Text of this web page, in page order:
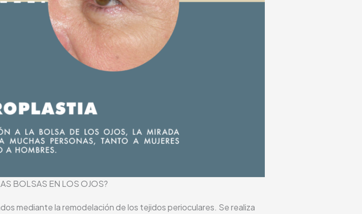
BOLSAS EN LOS OJOS?
mediante la remodelación de los tejidos perioculares. Se realiza